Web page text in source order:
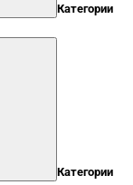
Категории
Категории